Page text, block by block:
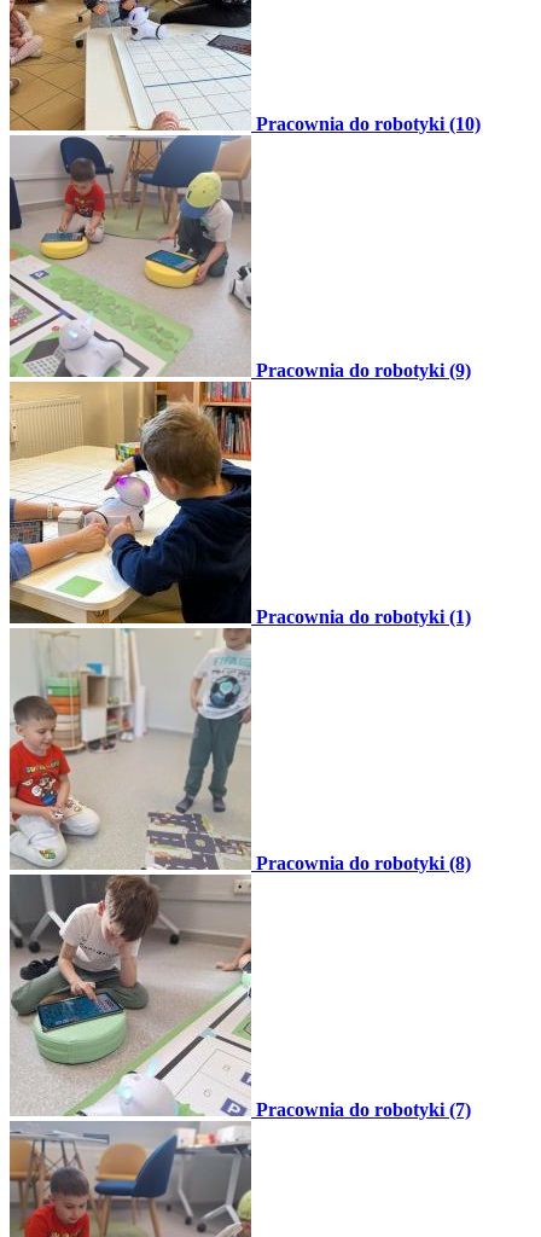
Pracownia do robotyki (10)
Pracownia do robotyki (9)
Pracownia do robotyki (1)
Pracownia do robotyki (8)
Pracownia do robotyki (7)